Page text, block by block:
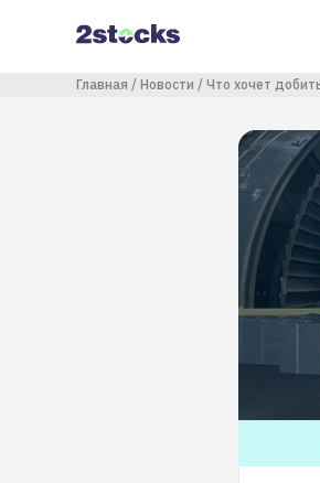
содержанию
Строка навигации
Главная Новости Что хочет